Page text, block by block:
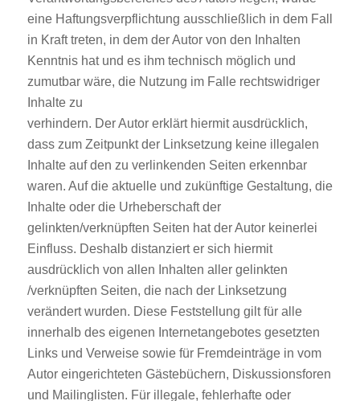
eine Haftungsverpflichtung ausschließlich in dem Fall
in Kraft treten, in dem der Autor von den Inhalten
Kenntnis hat und es ihm technisch möglich und
zumutbar wäre, die Nutzung im Falle rechtswidriger
Inhalte zu
verhindern. Der Autor erklärt hiermit ausdrücklich,
dass zum Zeitpunkt der Linksetzung keine illegalen
Inhalte auf den zu verlinkenden Seiten erkennbar
waren. Auf die aktuelle und zukünftige Gestaltung, die
Inhalte oder die Urheberschaft der
gelinkten/verknüpften Seiten hat der Autor keinerlei
Einfluss. Deshalb distanziert er sich hiermit
ausdrücklich von allen Inhalten aller gelinkten
/verknüpften Seiten, die nach der Linksetzung
verändert wurden. Diese Feststellung gilt für alle
innerhalb des eigenen Internetangebotes gesetzten
Links und Verweise sowie für Fremdeinträge in vom
Autor eingerichteten Gästebüchern, Diskussionsforen
und Mailinglisten. Für illegale, fehlerhafte oder